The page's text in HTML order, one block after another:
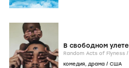
В свободном улете
Random Acts of Flyness /
комедия, драма / США